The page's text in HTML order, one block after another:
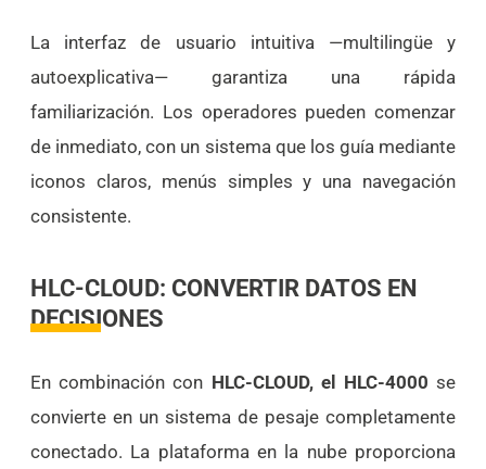
La interfaz de usuario intuitiva —multilingüe y
autoexplicativa— garantiza una rápida
familiarización. Los operadores pueden comenzar
de inmediato, con un sistema que los guía mediante
iconos claros, menús simples y una navegación
consistente.
HLC-CLOUD: CONVERTIR DATOS EN
DECISIONES
En combinación con HLC-CLOUD, el HLC-4000 se
convierte en un sistema de pesaje completamente
conectado. La plataforma en la nube proporciona